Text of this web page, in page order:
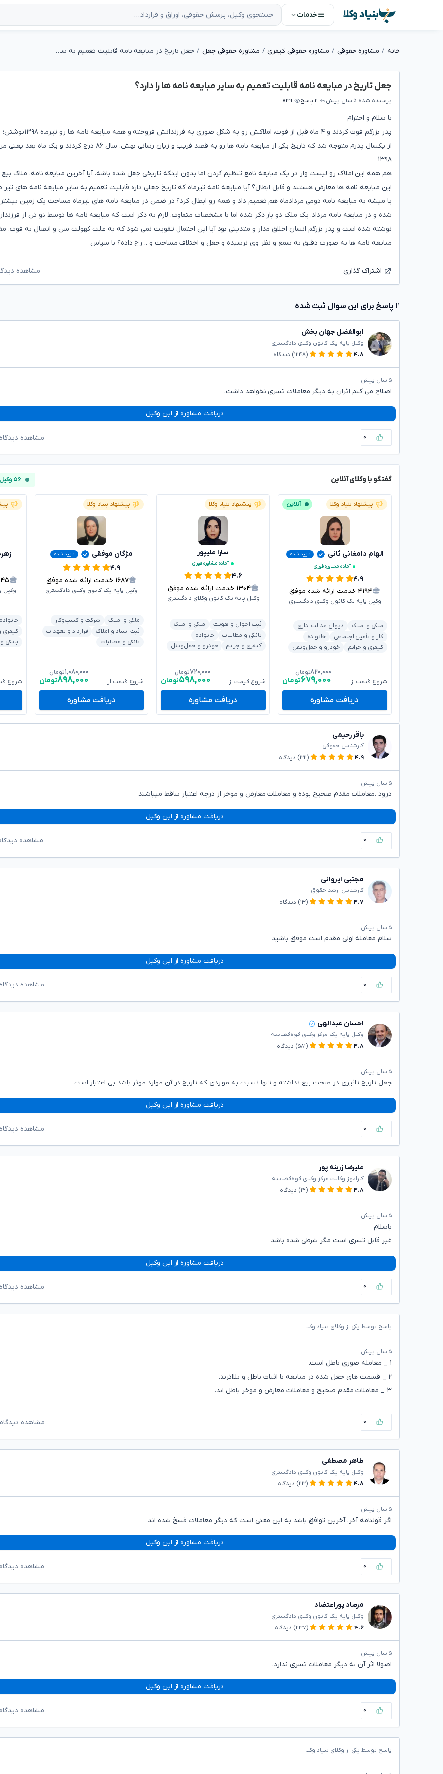
بنیاد وکلا خدمات
خانه مشاوره حقوقی مشاوره حقوقی کیفری مشاوره حقوقی جعل جعل تاریخ در مبایعه نامه قابلیت تعمیم به سایر مبایعه نامه ها را دارد؟
جعل تاریخ در مبایعه نامه قابلیت تعمیم به سایر مبایعه نامه ها را دارد؟
پرسیده شده ۵ سال پیش ۱۱ پاسخ ۷۳۹
با سلام و احترام
پدر بزرگم فوت کردند و ۴ ماه قبل از فوت، املاکش رو به شکل صوری به
از یکسال پدرم متوجه شد که تاریخ یکی از مبایعه نامه ها رو به قصد فریب و زیان رسانی بهش، سال ۸۶ درج کردند و یک ماه
۱۳۹۸
هم همه این املاک رو لیست وار در یک مبایعه نامع تنظیم کردن اما بدون اینکه تاریخی جعل شده باشه. آیا آخرین مبایعه نامه، ملاک
این مبایعه نامه ها معارض هستند و قابل ابطال؟ آیا مبایعه نامه تیرماه که تاریخ جعلی داره قابلیت تعمیم به سایر مبایعه نامه های تیر
یا میشه به مبایعه نامه دومی مردادماه هم تعمیم داد و همه رو ابطال کرد؟ در ضمن در مبایعه نامه های تیرماه مساحت یک زمین بیشتر
شده و در مبایعه نامه مرداد، یک ملک دو بار ذکر شده اما با مشخصات متفاوت. لازم به ذکر است که مبایعه نامه ها توسط دو تن از
نوشته شده است و پدر بزرگم انسان اخلاق مدار و متدینی بود آیا این احتمال تقویت نمی شود که به علت کهولت سن و اتصال به فوت،
مبایعه نامه ها به صورت دقیق به سمع و نظر وی نرسیده و جعل و اختلاف مساحت و .. رخ داده؟ با سپاس
اشتراک گذاری مشاهده
۱۱ پاسخ برای این سوال ثبت شده
ابوالفضل جهان بخش
وکیل پایه یک کانون وکلای دادگستری
۴.۸
(۱۲۴۸) دیدگاه
۵ سال پیش
اصلاح می کنم اثران به دیگر معاملات تسری نخواهد داشت.
دریافت مشاوره از این وکیل
۰ مشاهده
گفتگو با وکلای آنلاین ۵۶ وکیل آنلاین
پیشنهاد بنیاد وکلا آنلاین
الهام دامغانی ثانی
تایید شده
آماده مشاوره فوری
۴.۹
۴۱۹۴ خدمت ارائه شده موفق
وکیل پایه یک کانون وکلای دادگستری
ملکی و املاک
دیوان عدالت اداری
کار و تأمین اجتماعی
خانواده
کیفری و جرایم
خودرو و حمل‌ونقل
شروع قیمت از
۸۲۰,۰۰۰تومان
۶۷۹,۰۰۰تومان
دریافت مشاوره
پیشنهاد بنیاد وکلا
سارا علیپور
آماده مشاوره فوری
۴.۶
۱۳۰۴ خدمت ارائه شده موفق
وکیل پایه یک کانون وکلای دادگستری
ثبت احوال و هویت
ملکی و املاک
بانکی و مطالبات
خانواده
کیفری و جرایم
خودرو و حمل‌ونقل
شروع قیمت از
۷۲۰,۰۰۰تومان
۵۹۸,۰۰۰تومان
دریافت مشاوره
پیشنهاد بنیاد وکلا
مژگان موفقی تایید شده
۴.۹
۱۶۸۷ خدمت ارائه شده موفق
وکیل پایه یک کانون وکلای دادگستری
ملکی و املاک
شرکت و کسب‌وکار
ثبت اسناد و املاک
قرارداد و تعهدات
بانکی و مطالبات
شروع قیمت از
۱,۰۸۰,۰۰۰تومان
۸۹۸,۰۰۰تومان
دریافت مشاوره
وکیل
خانواده
کیفری
بانکی
شروع
باقر رحیمی
کارشناس حقوقی
۴.۹
(۳۲) دیدگاه
۵ سال پیش
درود .معاملات مقدم صحیح بوده و معاملات معارض و موخر از درجه اعتبار ساقط میباشند
دریافت مشاوره از این وکیل
۰ مشاهده
مجتبی ایروانی
کارشناس ارشد حقوق
۴.۷
(۱۳) دیدگاه
۵ سال پیش
سلام معامله اولی مقدم است موفق باشید
دریافت مشاوره از این وکیل
۰ مشاهده
احسان عبدالهی
وکیل پایه یک مرکز وکلای قوه‌قضاییه
۴.۸
(۵۸۱) دیدگاه
۵ سال پیش
جعل تاریخ تاثیری در صحت بیع نداشته و تنها نسبت به مواردی که تاریخ در آن موارد موثر باشد بی اعتبار است .
دریافت مشاوره از این وکیل
۰ مشاهده
علیرضا زرینه پور
کاراموز وکالت مرکز وکلای قوه‌قضاییه
۴.۸
(۱۴) دیدگاه
۵ سال پیش
باسلام
غیر قابل تسری است مگر شرطی شده باشد
دریافت مشاوره از این وکیل
۰ مشاهده
پاسخ توسط یکی از وکلای بنیاد وکلا
۵ سال پیش
۱ _ معامله صوری باطل است.
۲ _ قسمت های جعل شده در مبایعه با اثبات باطل و بلا‌اثرند.
۳ _ معاملات مقدم صحیح و معاملات معارض و موخر باطل ‌اند.
۰ مشاهده
طاهر مصطفی
وکیل پایه یک کانون وکلای دادگستری
۴.۸
(۲۳) دیدگاه
۵ سال پیش
اگر قولنامه آخر، آخرین توافق باشد به این معنی است که دیگر معاملات فسخ شده اند
دریافت مشاوره از این وکیل
۰ مشاهده
مرصاد پوراعتضاد
وکیل پایه یک کانون وکلای دادگستری
۴.۶
(۲۳۷) دیدگاه
۵ سال پیش
اصولا اثر آن به دیگر معاملات تسری ندارد.
دریافت مشاوره از این وکیل
۰ مشاهده
پاسخ توسط یکی از وکلای بنیاد وکلا